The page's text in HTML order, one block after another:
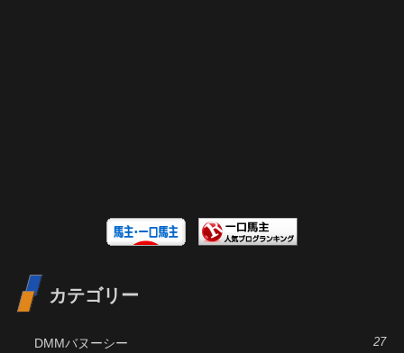
カテゴリー
DMMバヌーシー 27